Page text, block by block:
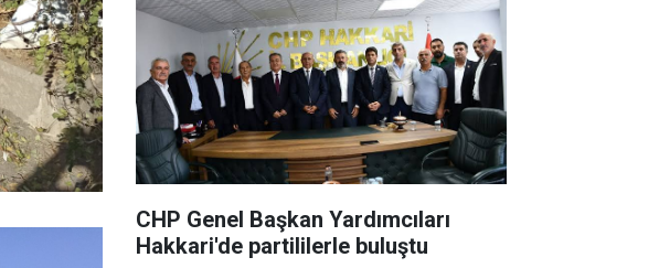
CHP Genel Başkan Yardımcıları
Hakkari'de partililerle buluştu